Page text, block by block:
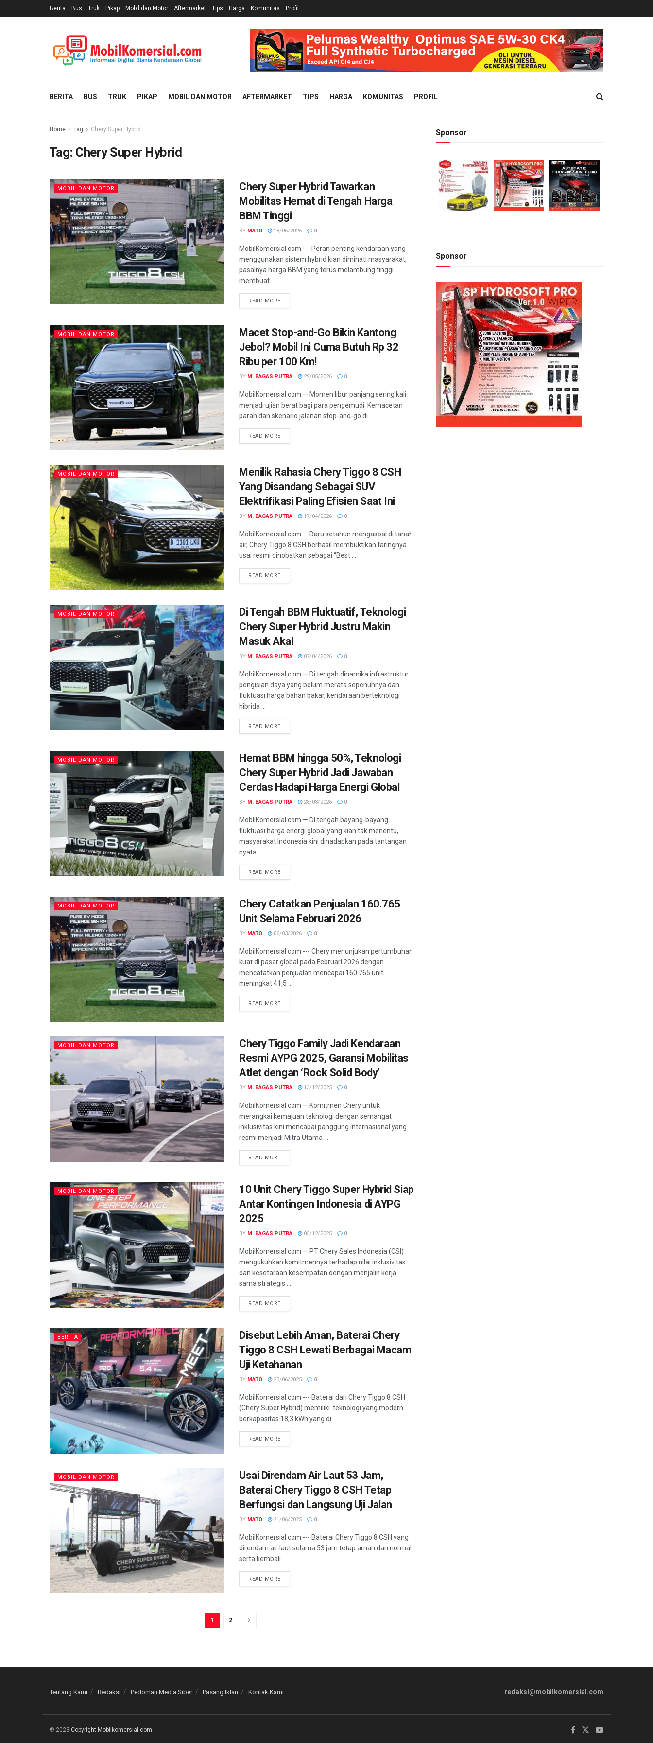
Berita Bus Truk Pikap Mobil dan Motor Aftermarket Tips Harga Komunitas Profil
BERITA BUS TRUK PIKAP MOBIL DAN MOTOR AFTERMARKET TIPS HARGA KOMUNITAS PROFIL
Home Tag Chery Super Hybrid
Tag: Chery Super Hybrid
MOBIL DAN MOTOR
Chery Super Hybrid Tawarkan
Mobilitas Hemat di Tengah Harga
BBM Tinggi
BY MATO 18/06/2026 0
MobilKomersial.com --- Peran penting kendaraan yang
menggunakan sistem hybrid kian diminati masyarakat,
pasalnya harga BBM yang terus melambung tinggi
membuat ...
READ MORE
MOBIL DAN MOTOR
Macet Stop-and-Go Bikin Kantong
Jebol? Mobil Ini Cuma Butuh Rp 32
Ribu per 100 Km!
BY M. BAGAS PUTRA 29/05/2026 0
MobilKomersial.com — Momen libur panjang sering kali
menjadi ujian berat bagi para pengemudi. Kemacetan
parah dan skenario jalanan stop-and-go di ...
READ MORE
MOBIL DAN MOTOR
Menilik Rahasia Chery Tiggo 8 CSH
Yang Disandang Sebagai SUV
Elektrifikasi Paling Efisien Saat Ini
BY M. BAGAS PUTRA 17/04/2026 0
MobilKomersial.com — Baru setahun mengaspal di tanah
air, Chery Tiggo 8 CSH berhasil membuktikan taringnya
usai resmi dinobatkan sebagai “Best ...
READ MORE
MOBIL DAN MOTOR
Di Tengah BBM Fluktuatif, Teknologi
Chery Super Hybrid Justru Makin
Masuk Akal
BY M. BAGAS PUTRA 07/04/2026 0
MobilKomersial.com — Di tengah dinamika infrastruktur
pengisian daya yang belum merata sepenuhnya dan
fluktuasi harga bahan bakar, kendaraan berteknologi
hibrida ...
READ MORE
MOBIL DAN MOTOR
Hemat BBM hingga 50%, Teknologi
Chery Super Hybrid Jadi Jawaban
Cerdas Hadapi Harga Energi Global
BY M. BAGAS PUTRA 28/03/2026 0
MobilKomersial.com — Di tengah bayang-bayang
fluktuasi harga energi global yang kian tak menentu,
masyarakat Indonesia kini dihadapkan pada tantangan
nyata ...
READ MORE
MOBIL DAN MOTOR
Chery Catatkan Penjualan 160.765
Unit Selama Februari 2026
BY MATO 06/03/2026 0
MobilKomersial.com --- Chery menunjukan pertumbuhan
kuat di pasar global pada Februari 2026 dengan
mencatatkan penjualan mencapai 160.765 unit
meningkat 41,5 ...
READ MORE
MOBIL DAN MOTOR
Chery Tiggo Family Jadi Kendaraan
Resmi AYPG 2025, Garansi Mobilitas
Atlet dengan ‘Rock Solid Body’
BY M. BAGAS PUTRA 13/12/2025 0
MobilKomersial.com — Komitmen Chery untuk
merangkai kemajuan teknologi dengan semangat
inklusivitas kini mencapai panggung internasional yang
resmi menjadi Mitra Utama ...
READ MORE
MOBIL DAN MOTOR
10 Unit Chery Tiggo Super Hybrid Siap
Antar Kontingen Indonesia di AYPG
2025
BY M. BAGAS PUTRA 05/12/2025 0
MobilKomersial.com — PT Chery Sales Indonesia (CSI)
mengukuhkan komitmennya terhadap nilai inklusivitas
dan kesetaraan kesempatan dengan menjalin kerja
sama strategis ...
READ MORE
BERITA
Disebut Lebih Aman, Baterai Chery
Tiggo 8 CSH Lewati Berbagai Macam
Uji Ketahanan
BY MATO 23/06/2025 0
MobilKomersial.com --- Baterai dari Chery Tiggo 8 CSH
(Chery Super Hybrid) memiliki teknologi yang modern
berkapasitas 18,3 kWh yang di ...
READ MORE
MOBIL DAN MOTOR
Usai Direndam Air Laut 53 Jam,
Baterai Chery Tiggo 8 CSH Tetap
Berfungsi dan Langsung Uji Jalan
BY MATO 21/06/2025 0
MobilKomersial.com --- Baterai Chery Tiggo 8 CSH yang
direndam air laut selama 53 jam tetap aman dan normal
serta kembali ...
READ MORE
1 2
Sponsor
Sponsor
Tentang Kami Redaksi Pedoman Media Siber Pasang Iklan Kontak Kami redaksi@mobilkomersial.com
© 2023 Copyright Mobilkomersial.com